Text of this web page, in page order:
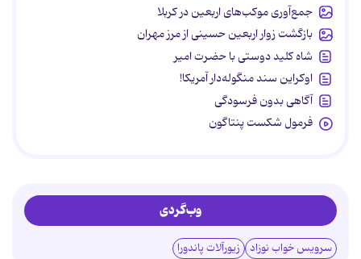
جمع‌آوری موکب‌های اربعین در کربلا
بازگشت زوار اربعین حسینی از مرز مهران
شاه کلید دوستی با حضرت امیر
اوکراین سند منگوله‌دار آمریکا!
آگاهی بدون فرسودگی
فرمول شکست پنتاگون
وب‌گردی
سرویس خواب نوزاد زیورآلات پاندورا